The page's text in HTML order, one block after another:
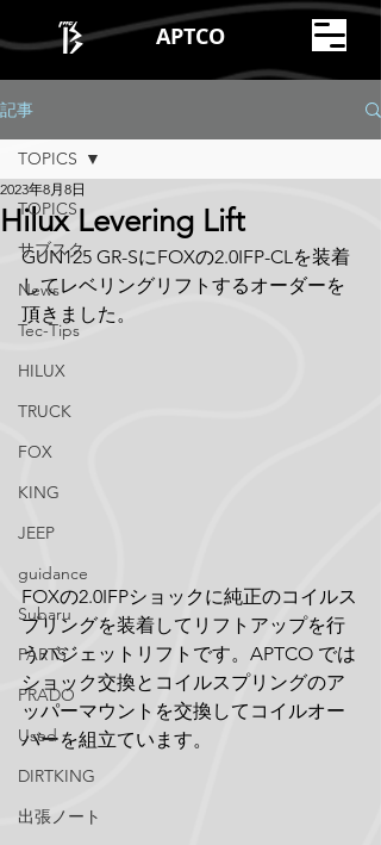
APTCO
記事
TOPICS
サブスク
News
Tec-Tips
HILUX
TRUCK
FOX
KING
JEEP
guidance
Subaru
PARTS
PRADO
Used
DIRTKING
出張ノート
TOPICS
Hilux Levering Lift
2023年8月8日
GUN125 GR-SにFOXの2.0IFP-CLを装着
してレベリングリフトするオーダーを
頂きました。
FOXの2.0IFPショックに純正のコイルス
プリングを装着してリフトアップを行
うバジェットリフトです。APTCO では
ショック交換とコイルスプリングのア
ッパーマウントを交換してコイルオー
バーを組立ています。